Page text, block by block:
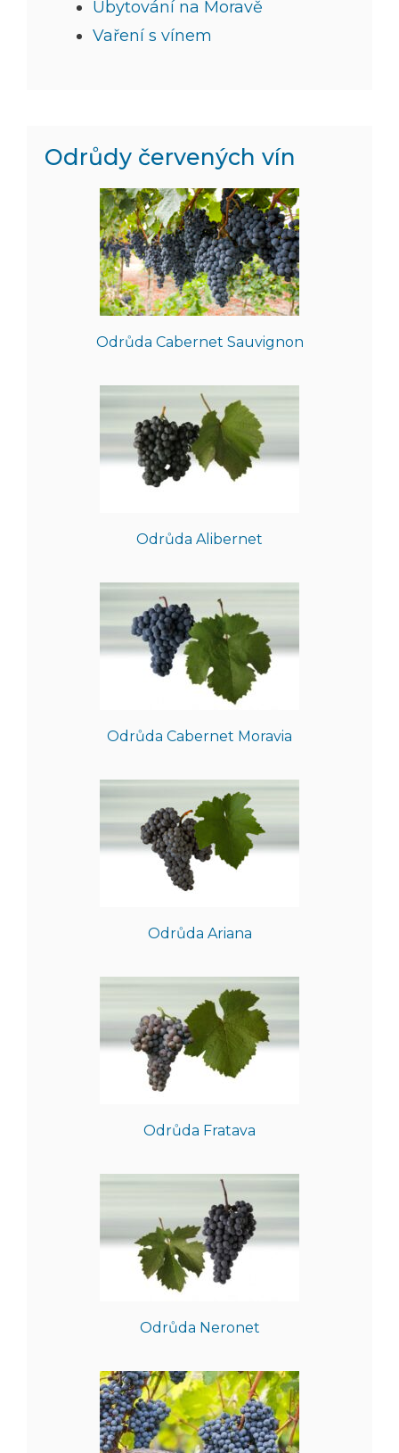
Ubytování na Moravě
Vaření s vínem
Odrůdy červených vín
Odrůda Cabernet Sauvignon
Odrůda Alibernet
Odrůda Cabernet Moravia
Odrůda Ariana
Odrůda Fratava
Odrůda Neronet